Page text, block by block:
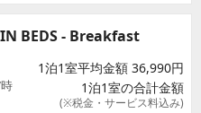
BEDS - Breakfast
1泊1室平均金額 36,990円
1泊1室の合計金額
(※税金・サービス料込み)